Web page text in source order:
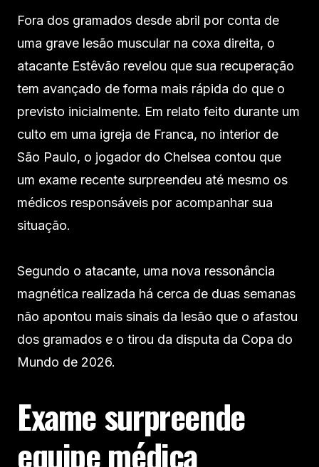
Fora dos gramados desde abril por conta de
uma grave lesão muscular na coxa direita, o
atacante Estêvão revelou que sua recuperação
tem avançado de forma mais rápida do que o
previsto inicialmente. Em relato feito durante um
culto em uma igreja de Franca, no interior de
São Paulo, o jogador do Chelsea contou que
um exame recente surpreendeu até mesmo os
médicos responsáveis por acompanhar sua
situação.
Segundo o atacante, uma nova ressonância
magnética realizada há cerca de duas semanas
não apontou mais sinais da lesão que o afastou
dos gramados e o tirou da disputa da Copa do
Mundo de 2026.
Exame surpreende
equipe médica